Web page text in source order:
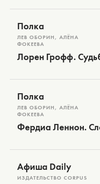
Полка
ЛЕВ ОБОРИН, АЛЁНА
ФОКЕЕВА
Лорен Грофф.
Полка
ЛЕВ ОБОРИН, АЛЁНА
ФОКЕЕВА
Фердиа Леннон.
Афиша Daily
ИЗДАТЕЛЬСТВО CORPUS